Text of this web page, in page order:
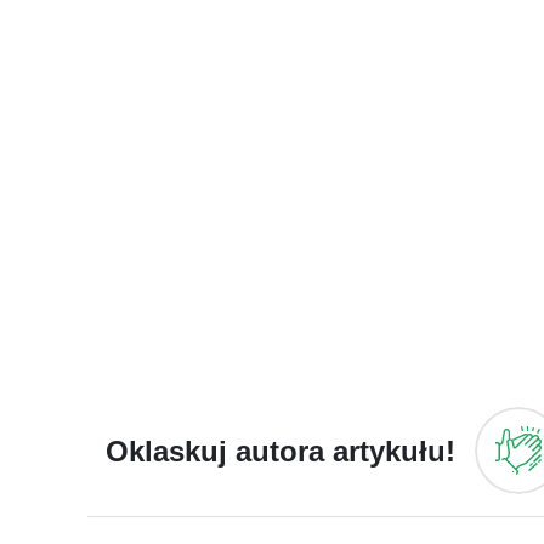
Oklaskuj autora artykułu!